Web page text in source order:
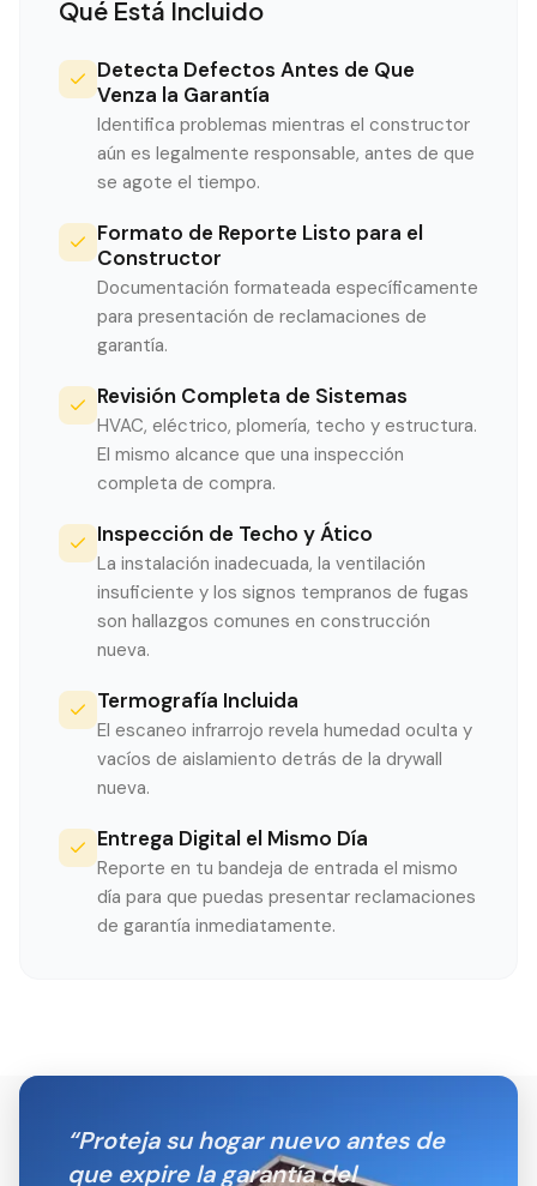
Qué Está Incluido
Detecta Defectos Antes de Que
Venza la Garantía
Identifica problemas mientras el constructor
aún es legalmente responsable, antes de que
se agote el tiempo.
Formato de Reporte Listo para el
Constructor
Documentación formateada específicamente
para presentación de reclamaciones de
garantía.
Revisión Completa de Sistemas
HVAC, eléctrico, plomería, techo y estructura.
El mismo alcance que una inspección
completa de compra.
Inspección de Techo y Ático
La instalación inadecuada, la ventilación
insuficiente y los signos tempranos de fugas
son hallazgos comunes en construcción
nueva.
Termografía Incluida
El escaneo infrarrojo revela humedad oculta y
vacíos de aislamiento detrás de la drywall
nueva.
Entrega Digital el Mismo Día
Reporte en tu bandeja de entrada el mismo
día para que puedas presentar reclamaciones
de garantía inmediatamente.
“Proteja su hogar nuevo antes de
que expire la garantía del